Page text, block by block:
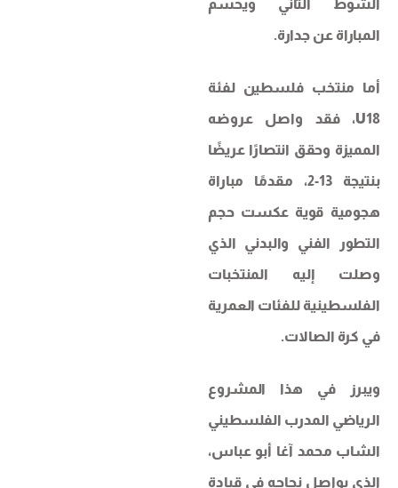
الشوط الثاني ويحسم
المباراة عن جدارة.
أما منتخب فلسطين لفئة
U18، فقد واصل عروضه
المميزة وحقق انتصارًا عريضًا
بنتيجة 13-2، مقدمًا مباراة
هجومية قوية عكست حجم
التطور الفني والبدني الذي
وصلت إليه المنتخبات
الفلسطينية للفئات العمرية
في كرة الصالات.
ويبرز في هذا المشروع
الرياضي المدرب الفلسطيني
الشاب محمد آغا أبو عباس،
الذي يواصل نجاحه في قيادة